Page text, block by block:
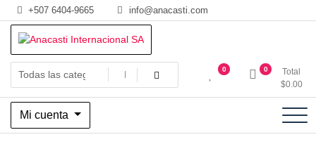
Saltar
al
contenido
+507 6404-9665 info@anacasti.com
Anacasti Internacional SA
Ventas de productos al por mayor de flores y plantas. juguetes,
navidad, religioso y adornos
0 0
Total
$0.00
Mi cuenta